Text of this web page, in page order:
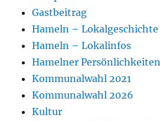
Gastbeitrag
Hameln – Lokalgeschichte
Hameln – Lokalinfos
Hamelner Persönlichkeiten
Kommunalwahl 2021
Kommunalwahl 2026
Kultur